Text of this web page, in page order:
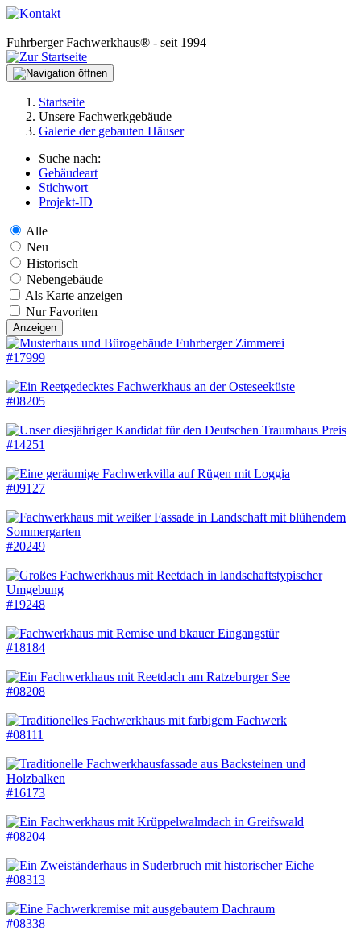
Fuhrberger Fachwerkhaus® - seit 1994
Startseite
Unsere Fachwerkgebäude
Galerie der gebauten Häuser
Suche nach:
Gebäudeart
Stichwort
Projekt-ID
Alle
Neu
Historisch
Nebengebäude
Als Karte anzeigen
Nur Favoriten
Anzeigen
#17999
#08205
#14251
#09127
#20249
#19248
#18184
#08208
#08111
#16173
#08204
#08313
#08338